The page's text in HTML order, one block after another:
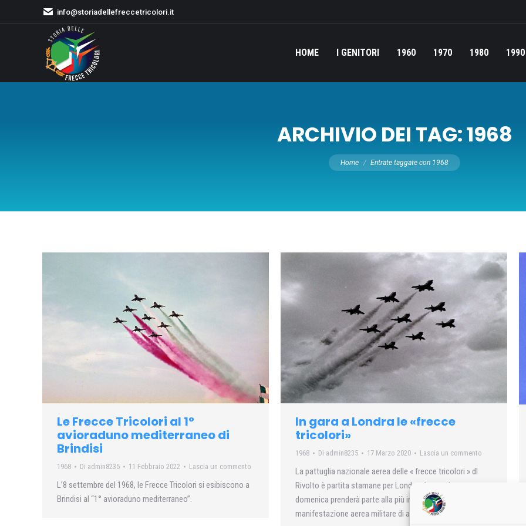
info@storiadellefreccetricolori.it
HOME I GENITORI 1960 1970 1980 1990
ARCHIVIO DEI TAG:1968
Tu sei qui:
Home Entrate taggate con 1968
Le Frecce Tricolori al 1°
avioraduno mediterraneo di
Brindisi
1968 Di admin8235 11 Febbraio 2022 Lascia un commento
L’8 settembre del 1968, le Frecce Tricolori si esibiscono a
Brindisi al “1° avioraduno mediterraneo”.
In gara a Londra le «frecce
tricolori»
1968 Di admin8235 17 Marzo 2020 Lascia un commento
La pattuglia nazionale aerea delle « frecce tricolori » dl
Rivolto è partita stamane per Londra, dove sabato e
domenica prenderà parte alla più importante
manifestazione aerea militare di alta acrobazia…